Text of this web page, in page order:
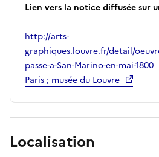
Lien vers la notice diffusée sur
http://arts-
graphiques.louvre.fr/detail/
passe-a-San-Marino-en-mai-1800
Paris ; musée du Louvre
Localisation